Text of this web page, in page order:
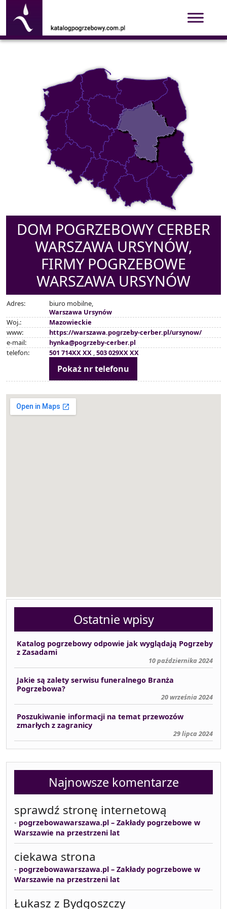
DOM POGRZEBOWY CERBER
WARSZAWA URSYNÓW,
FIRMY POGRZEBOWE
WARSZAWA URSYNÓW
Adres:
biuro mobilne,
Warszawa Ursynów
Woj.:
Mazowieckie
www:
https://warszawa.pogrzeby-cerber.pl/ursynow/
e-mail:
hynka@pogrzeby-cerber.pl
telefon:
501 714XX XX ,503 029XX XX
Pokaż nr telefonu
Ostatnie wpisy
Katalog pogrzebowy odpowie jak wyglądają Pogrzeby
z Zasadami
10 października 2024
Jakie są zalety serwisu funeralnego Branża
Pogrzebowa?
20 września 2024
Poszukiwanie informacji na temat przewozów
zmarłych z zagranicy
29 lipca 2024
Najnowsze komentarze
sprawdź stronę internetową
- pogrzebowawarszawa.pl – Zakłady pogrzebowe w
Warszawie na przestrzeni lat
ciekawa strona
- pogrzebowawarszawa.pl – Zakłady pogrzebowe w
Warszawie na przestrzeni lat
Łukasz z Bydgoszczy